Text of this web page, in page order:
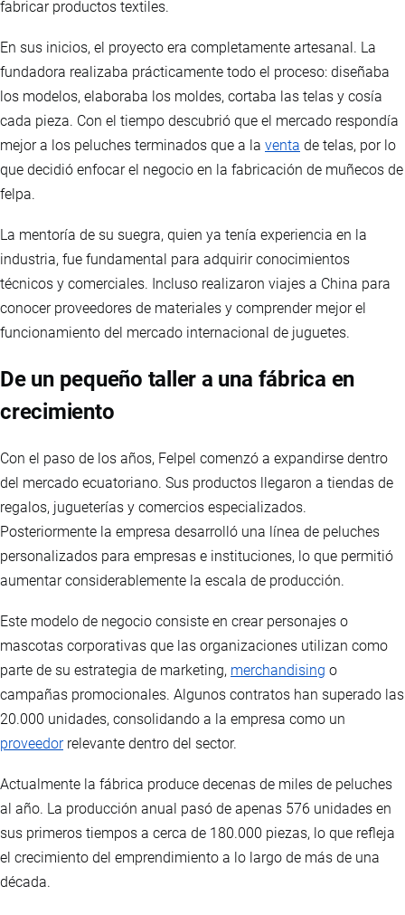
fabricar productos textiles.
En sus inicios, el proyecto era completamente artesanal. La
fundadora realizaba prácticamente todo el proceso: diseñaba
los modelos, elaboraba los moldes, cortaba las telas y cosía
cada pieza. Con el tiempo descubrió que el mercado respondía
mejor a los peluches terminados que a la venta de telas, por lo
que decidió enfocar el negocio en la fabricación de muñecos de
felpa.
La mentoría de su suegra, quien ya tenía experiencia en la
industria, fue fundamental para adquirir conocimientos
técnicos y comerciales. Incluso realizaron viajes a China para
conocer proveedores de materiales y comprender mejor el
funcionamiento del mercado internacional de juguetes.
De un pequeño taller a una fábrica en
crecimiento
Con el paso de los años, Felpel comenzó a expandirse dentro
del mercado ecuatoriano. Sus productos llegaron a tiendas de
regalos, jugueterías y comercios especializados.
Posteriormente la empresa desarrolló una línea de peluches
personalizados para empresas e instituciones, lo que permitió
aumentar considerablemente la escala de producción.
Este modelo de negocio consiste en crear personajes o
mascotas corporativas que las organizaciones utilizan como
parte de su estrategia de marketing, merchandising o
campañas promocionales. Algunos contratos han superado las
20.000 unidades, consolidando a la empresa como un
proveedorrelevante dentro del sector.
Actualmente la fábrica produce decenas de miles de peluches
al año. La producción anual pasó de apenas 576 unidades en
sus primeros tiempos a cerca de 180.000 piezas, lo que refleja
el crecimiento del emprendimiento a lo largo de más de una
década.